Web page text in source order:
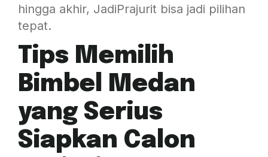
hingga akhir, JadiPrajurit bisa jadi pilihan
tepat.
Tips Memilih
Bimbel Medan
yang Serius
Siapkan Calon